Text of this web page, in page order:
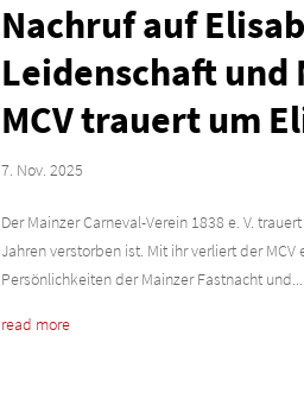
Nachruf auf
Leidenschaft und
MCV trauert um
7. Nov. 2025
Der Mainzer Carneval-Verein 1838 e. V.
Jahren verstorben ist. Mit ihr verliert der
Persönlichkeiten der Mainzer Fastnacht und...
read more